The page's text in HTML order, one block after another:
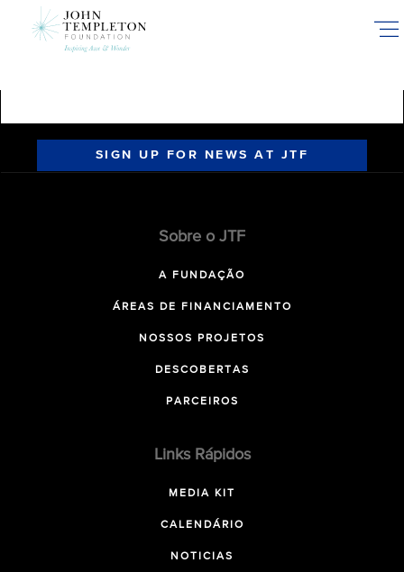
SIGN UP FOR NEWS AT JTF
Sobre o JTF
A FUNDAÇÃO
ÁREAS DE FINANCIAMENTO
NOSSOS PROJETOS
DESCOBERTAS
PARCEIROS
Links Rápidos
MEDIA KIT
CALENDÁRIO
NOTICIAS